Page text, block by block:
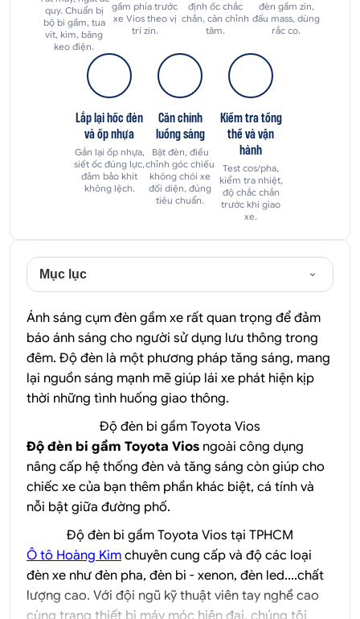
quy. Chuẩn bị
bộ bi gầm, tua
vít, kìm, băng
keo điện.
gầm phía trước
xe Vios theo vị
trí zin.
định ốc chắc
chắn, căn chỉnh
tâm.
đèn gầm zin,
đấu mass, dùng
rắc co.
Lắp lại hốc đèn
và ốp nhựa
Gắn lại ốp nhựa,
siết ốc đúng lực,
đảm bảo khít
không lệch.
Căn chỉnh
luồng sáng
Bật đèn, điều
chỉnh góc chiếu
không chói xe
đối diện, đúng
tiêu chuẩn.
Kiểm tra tổng
thể và vận
hành
Test cos/pha,
kiểm tra nhiệt,
độ chắc chắn
trước khi giao
xe.
Mục lục
Ánh sáng cụm đèn gầm xe rất quan trọng để đảm
báo ánh sáng cho người sử dụng lưu thông trong
đêm. Độ đèn là một phương pháp tăng sáng, mang
lại nguồn sáng mạnh mẽ giúp lái xe phát hiện kịp
thời những tình huống giao thông.
Độ đèn bi gầm Toyota Vios
Độ đèn bi gầm Toyota Vios ngoài công dụng
nâng cấp hệ thống đèn và tăng sáng còn giúp cho
chiếc xe của bạn thêm phần khác biệt, cá tính và
nỗi bật giữa đường phố.
Độ đèn bi gầm Toyota Vios tại TPHCM
Ô tô Hoàng Kim chuyên cung cấp và độ các loại
đèn xe như đèn pha, đèn bi - xenon, đèn led....chất
lượng cao. Với đội ngũ kỹ thuật viên tay nghề cao
cùng trang thiết bị máy móc hiện đại, chúng tôi